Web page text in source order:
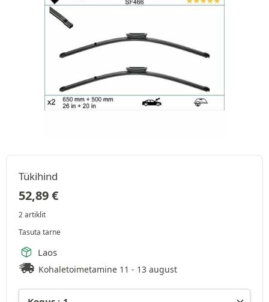
Tükihind
52,89€
2 artiklit
Tasuta tarne
Laos
Kohaletoimetamine 11 - 13 august